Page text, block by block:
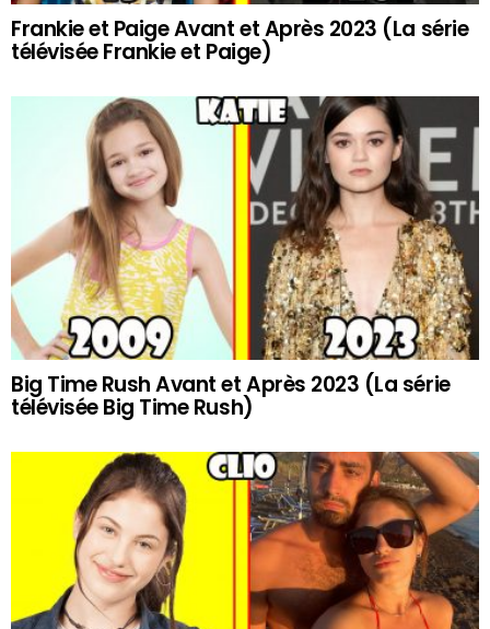
Frankie et Paige Avant et Après 2023 (La série
télévisée Frankie et Paige)
Big Time Rush Avant et Après 2023 (La série
télévisée Big Time Rush)